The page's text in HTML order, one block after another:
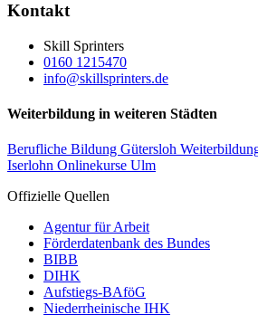
Kontakt
Skill Sprinters
0160 1215470
info@skillsprinters.de
Weiterbildung in weiteren Städten
Berufliche Bildung Gütersloh
Iserlohn Onlinekurse Ulm
Offizielle Quellen
Agentur für Arbeit
Förderdatenbank des Bundes
BIBB
DIHK
Aufstiegs-BAföG
Niederrheinische IHK